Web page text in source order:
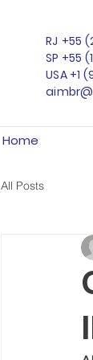
RJ +55
SP +55
USA +1
Home
All Posts